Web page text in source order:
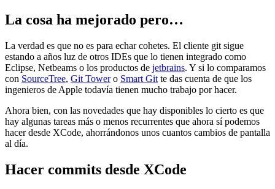
La cosa ha mejorado pero…
La verdad es que no es para echar cohetes. El cliente git sigue
estando a años luz de otros IDEs que lo tienen integrado como
Eclipse, Netbeams o los productos de jetbrains. Y si lo comparamos
con SourceTree, Git Towero Smart Git te das cuenta de que los
ingenieros de Apple todavía tienen mucho trabajo por hacer.
Ahora bien, con las novedades que hay disponibles lo cierto es que
hay algunas tareas más o menos recurrentes que ahora sí podemos
hacer desde XCode, ahorrándonos unos cuantos cambios de pantalla
al día.
Hacer commits desde XCode